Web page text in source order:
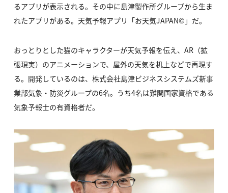
るアプリが表示される。その中に島津製作所グループから生ま
れたアプリがある。天気予報アプリ「お天気JAPAN©」だ。
おっとりとした猫のキャラクターが天気予報を伝え、AR（拡
張現実）のアニメーションで、屋外の天気を机上などで再現す
る。開発しているのは、株式会社島津ビジネスシステムズ新事
業部気象・防災グループの6名。うち4名は難関国家資格である
気象予報士の有資格者だ。